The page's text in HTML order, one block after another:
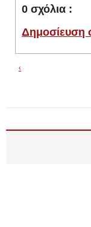
0 σχόλια :
Δημοσίευση
‹